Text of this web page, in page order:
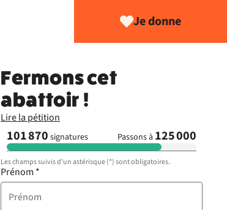
Je donne
Fermons cet
abattoir !
Lire la pétition
101 870 signatures Passons à 125 000
Les champs suivis d'un astérisque (*) sont obligatoires.
Prénom *